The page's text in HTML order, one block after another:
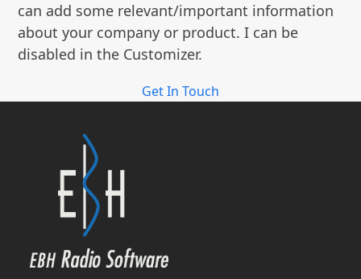
can add some relevant/important information
about your company or product. I can be
disabled in the Customizer.
Get In Touch